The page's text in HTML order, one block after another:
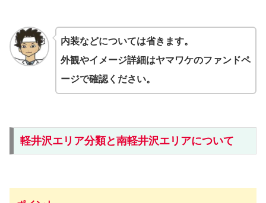
内装などについては省きます。
外観やイメージ詳細はヤマワケのファンドペ
ージで確認ください。
軽井沢エリア分類と南軽井沢エリアについて